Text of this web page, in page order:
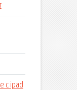
с ipad